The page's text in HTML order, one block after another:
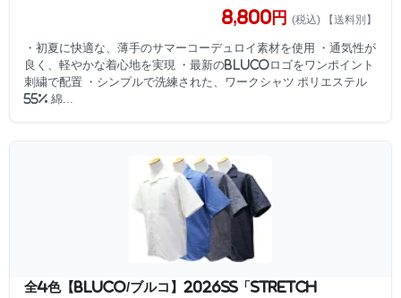
8,800円 (税込) 【送料別】
・初夏に快適な、薄手のサマーコーデュロイ素材を使用 ・通気性が
良く、軽やかな着心地を実現 ・最新のBLUCOロゴをワンポイント
刺繍で配置 ・シンプルで洗練された、ワークシャツ ポリエステル
55% 綿...
全4色【BLUCO/ブルコ】2026SS「Stretch